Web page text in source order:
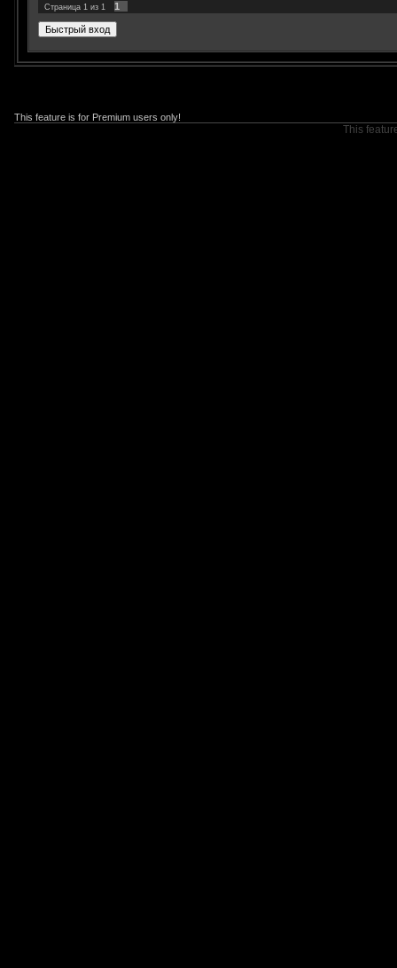
Страница 1 из 1 1
This feature is for Premium users only!
This